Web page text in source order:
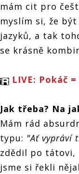
mám cit pro
myslím si, že
jazyků, a tak
se krásně
LIVE: Pokáč
Jak třeba? Na
Mám rád
typu: "Ať vypráví
zdědil po tátovi,
jsme si řekli